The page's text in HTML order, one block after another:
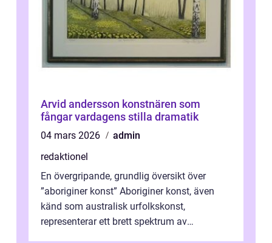
Arvid andersson konstnären som
fångar vardagens stilla dramatik
04 mars 2026
admin
redaktionel
En övergripande, grundlig översikt över
”aboriginer konst” Aboriginer konst, även
känd som australisk urfolkskonst,
representerar ett brett spektrum av